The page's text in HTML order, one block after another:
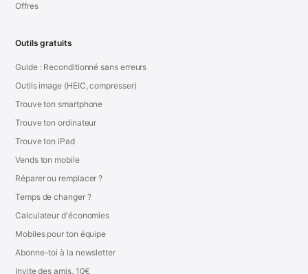
Offres
Outils gratuits
Guide : Reconditionné sans erreurs
Outils image (HEIC, compresser)
Trouve ton smartphone
Trouve ton ordinateur
Trouve ton iPad
Vends ton mobile
Réparer ou remplacer ?
Temps de changer ?
Calculateur d'économies
Mobiles pour ton équipe
Abonne-toi à la newsletter
Invite des amis, 10€